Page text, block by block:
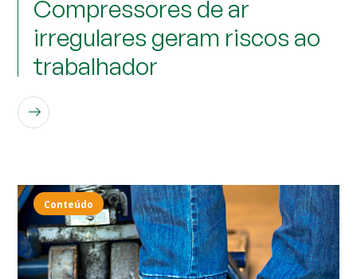
Compressores de ar
irregulares geram riscos ao
trabalhador
Conteúdo